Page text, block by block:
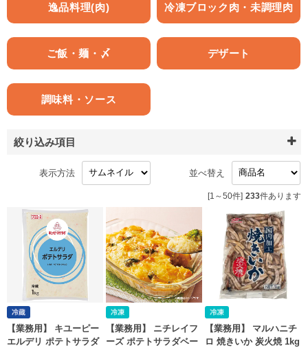
逸品料理(肉) 冷凍ブロック肉・未調理肉
ご飯・麺・〆 デザート
調味料・ソース
絞り込み項目
表示方法 並べ替え
[1～50件] 233件あります
【業務用】 キユーピー
エルデリ ポテトサラダ
【業務用】 ニチレイフ
ーズ ポテトサラダベー
【業務用】 マルハニチ
ロ 焼きいか 炭火焼 1kg